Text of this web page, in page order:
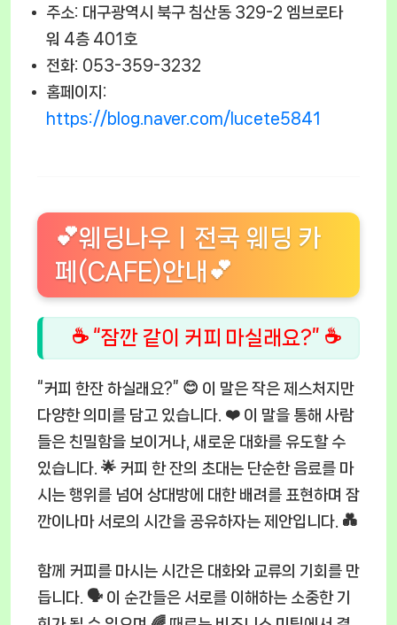
주소: 대구광역시 북구 침산동 329-2 엠브로타
워 4층 401호
전화: 053-359-3232
홈페이지:
https://blog.naver.com/lucete5841
💕웨딩나우ㅣ전국 웨딩 카
페(CAFE)안내💕
☕ “잠깐 같이 커피 마실래요?” ☕
“커피 한잔 하실래요?” 😊 이 말은 작은 제스처지만
다양한 의미를 담고 있습니다. ❤️ 이 말을 통해 사람
들은 친밀함을 보이거나, 새로운 대화를 유도할 수
있습니다. 🌟 커피 한 잔의 초대는 단순한 음료를 마
시는 행위를 넘어 상대방에 대한 배려를 표현하며 잠
깐이나마 서로의 시간을 공유하자는 제안입니다. 💑
함께 커피를 마시는 시간은 대화와 교류의 기회를 만
듭니다. 🗣️ 이 순간들은 서로를 이해하는 소중한 기